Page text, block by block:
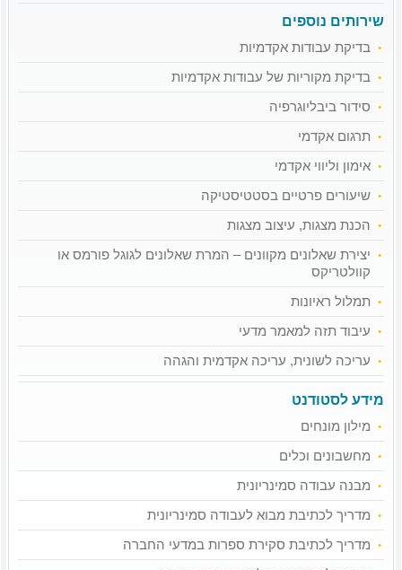
שירותים נוספים
בדיקת עבודות אקדמיות
בדיקת מקוריות של עבודות אקדמיות
סידור ביבליוגרפיה
תרגום אקדמי
אימון וליווי אקדמי
שיעורים פרטיים בסטטיסטיקה
הכנת מצגות, עיצוב מצגות
יצירת שאלונים מקוונים – המרת שאלונים לגוגל פורמס או
קוולטריקס
תמלול ראיונות
עיבוד תזה למאמר מדעי
עריכה לשונית, עריכה אקדמית והגהה
מידע לסטודנט
מילון מונחים
מחשבונים וכלים
מבנה עבודה סמינריונית
מדריך לכתיבת מבוא לעבודה סמינריונית
מדריך לכתיבת סקירת ספרות במדעי החברה